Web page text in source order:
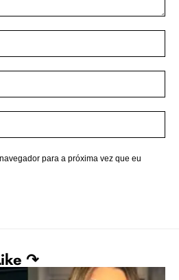
para a próxima vez que eu
↷